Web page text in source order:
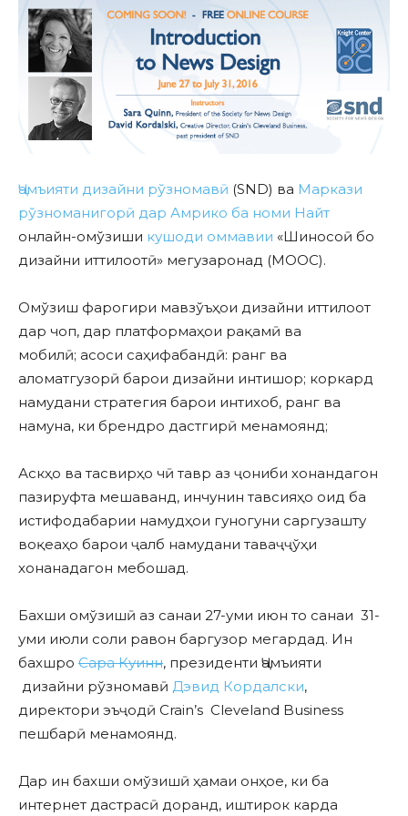
Ҷамъияти дизайни рўзномавӣ (SND) ва Маркази
рўзноманигорӣ дар Амрико ба номи Найт
онлайн-омўзиши кушоди оммавии «Шиносоӣ бо
дизайни иттилоотӣ» мегузаронад (MOOC).
Омўзиш фарогири мавзўъҳои дизайни иттилоот
дар чоп, дар платформаҳои рақамӣ ва
мобилӣ; асоси саҳифабандӣ: ранг ва
аломатгузорӣ барои дизайни интишор; коркард
намудани стратегия барои интихоб, ранг ва
намуна, ки брендро дастгирӣ менамоянд;
Аскҳо ва тасвирҳо чӣ тавр аз ҷониби хонандагон
пазируфта мешаванд, инчунин тавсияҳо оид ба
истифодабарии намудҳои гуногуни саргузашту
воқеаҳо барои ҷалб намудани таваҷҷўҳи
хонанадагон мебошад.
Бахши омўзишӣ аз санаи 27-уми июн то санаи 31-
уми июли соли равон баргузор мегардад. Ин
бахшро Сара Куинн, президенти Ҷамъияти
дизайни рўзномавӣ Дэвид Кордалски,
директори эъҷодӣ Crain’s Cleveland Business
пешбарӣ менамоянд.
Дар ин бахши омўзишӣ ҳамаи онҳое, ки ба
интернет дастрасӣ доранд, иштирок карда